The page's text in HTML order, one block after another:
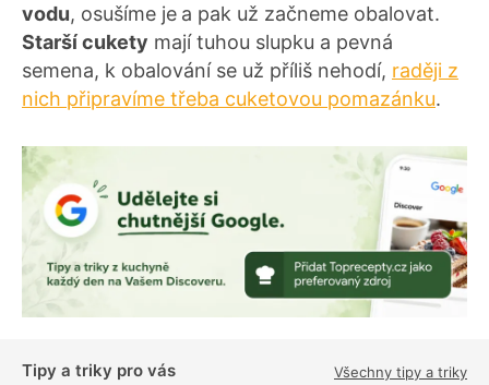
vodu, osušíme je a pak už začneme obalovat.
Starší cukety mají tuhou slupku a pevná
semena, k obalování se už příliš nehodí, raději z
nich připravíme třeba cuketovou pomazánku.
Tipy a triky pro vás Všechny tipy a triky